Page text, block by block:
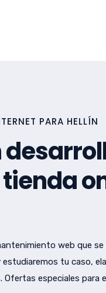
PARA HELLÍN
web que
tu caso,
especiales para